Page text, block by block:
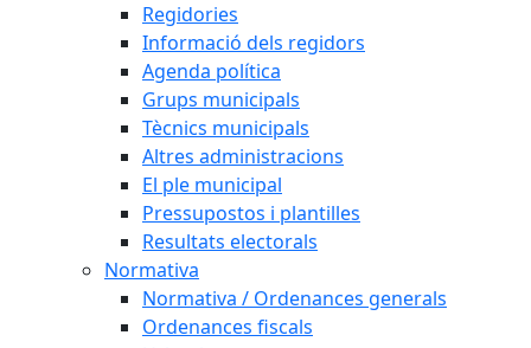
Regidories
Informació dels regidors
Agenda política
Grups municipals
Tècnics municipals
Altres administracions
El ple municipal
Pressupostos i plantilles
Resultats electorals
Normativa
Normativa / Ordenances generals
Ordenances fiscals